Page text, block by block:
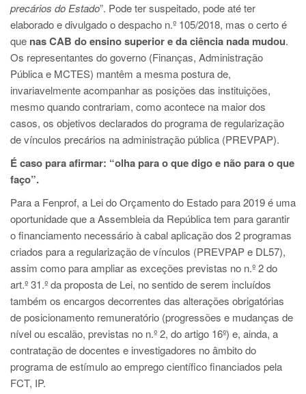
precários do Estado”. Pode ter suspeitado, pode até ter
elaborado e divulgado o despacho n.º 105/2018, mas o certo é
que nas CAB do ensino superior e da ciência nada mudou.
Os representantes do governo (Finanças, Administração
Pública e MCTES) mantêm a mesma postura de,
invariavelmente acompanhar as posições das instituições,
mesmo quando contrariam, como acontece na maior dos
casos, os objetivos declarados do programa de regularização
de vínculos precários na administração pública (PREVPAP).
É caso para afirmar: “olha para o que digo e não para o que
faço”.
Para a Fenprof, a Lei do Orçamento do Estado para 2019 é uma
oportunidade que a Assembleia da República tem para garantir
o financiamento necessário à cabal aplicação dos 2 programas
criados para a regularização de vínculos (PREVPAP e DL57),
assim como para ampliar as exceções previstas no n.º 2 do
art.º 31.º da proposta de Lei, no sentido de serem incluídos
também os encargos decorrentes das alterações obrigatórias
de posicionamento remuneratório (progressões e mudanças de
nível ou escalão, previstas no n.º 2, do artigo 16º) e, ainda, a
contratação de docentes e investigadores no âmbito do
programa de estímulo ao emprego científico financiados pela
FCT, IP.